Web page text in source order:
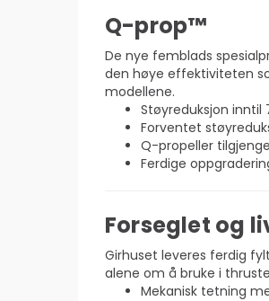
Q-prop™
De nye femblads
den høye effektiviteten
modellene.
Støyreduksjon inntil
Forventet
Q-propeller
Ferdige
Forseglet og
Girhuset leveres ferdig
alene om å bruke i
Mekanisk tetning